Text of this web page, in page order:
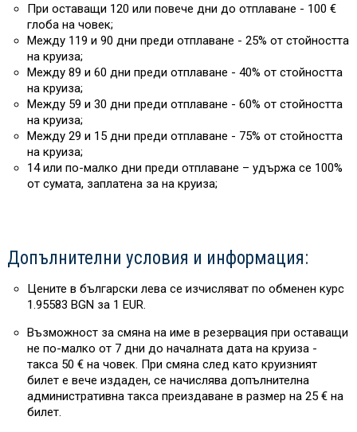
При оставащи 120 или повече дни до отплаване - 100 €
глоба на човек;
Между 119 и 90 дни преди отплаване - 25% от стойността
на круиза;
Между 89 и 60 дни преди отплаване - 40% от стойността
на круиза;
Между 59 и 30 дни преди отплаване - 60% от стойността
на круиза;
Между 29 и 15 дни преди отплаване - 75% от стойността
на круиза;
14 или по-малко дни преди отплаване – удържа се 100%
от сумата, заплатена за на круиза;
Допълнителни условия и информация:
Цените в български лева се изчисляват по обменен курс
1.95583 BGN за 1 EUR.
Възможност за смяна на име в резервация при оставащи
не по-малко от 7 дни до началната дата на круиза -
такса 50 € на човек. При смяна след като круизният
билет е вече издаден, се начислява допълнителна
административна такса преиздаване в размер на 25 € на
билет.